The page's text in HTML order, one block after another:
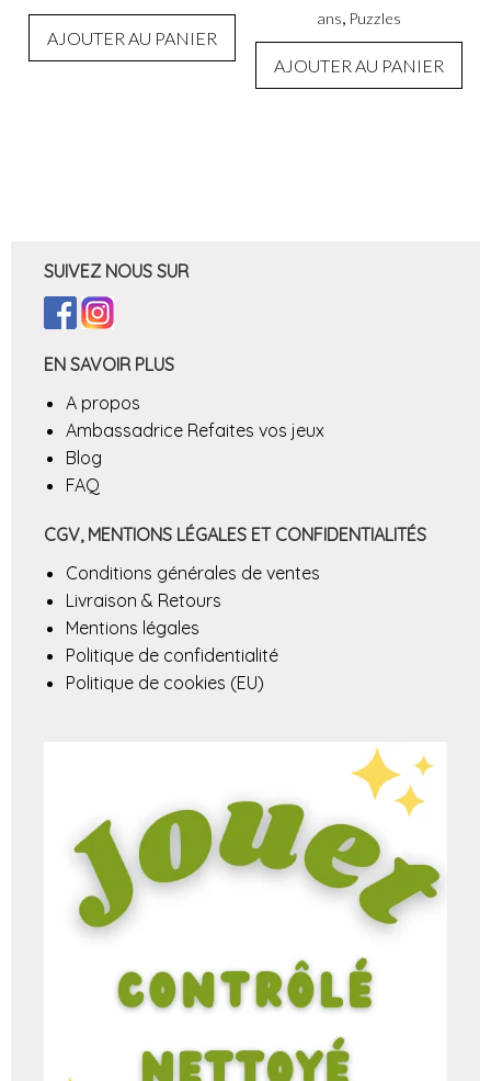
AJOUTER AU PANIER
ans, Puzzles
AJOUTER AU PANIER
SUIVEZ NOUS SUR
EN SAVOIR PLUS
A propos
Ambassadrice Refaites vos jeux
Blog
FAQ
CGV, MENTIONS LÉGALES ET CONFIDENTIALITÉS
Conditions générales de ventes
Livraison & Retours
Mentions légales
Politique de confidentialité
Politique de cookies (EU)